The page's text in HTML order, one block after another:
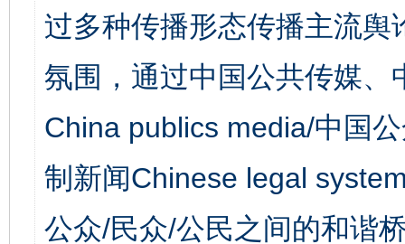
过多种传播形态传播主流
氛围，通过中国公共传媒
China publics media/中国
制新闻Chinese legal
公众/民众/公民之间的和谐